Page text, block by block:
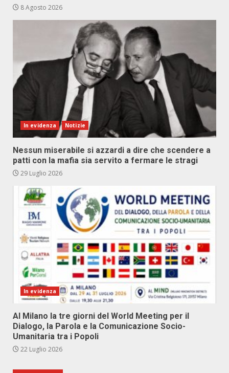
8 Agosto 2026
In evidenza Notizie
Nessun miserabile si azzardi a dire che scendere a
patti con la mafia sia servito a fermare le stragi
29 Luglio 2026
In evidenza
Al Milano la tre giorni del World Meeting per il
Dialogo, la Parola e la Comunicazione Socio-
Umanitaria tra i Popoli
22 Luglio 2026